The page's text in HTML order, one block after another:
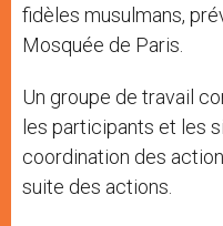
fidèles musulmans,
Mosquée de Paris.
Un groupe de travail
les participants et les
coordination des
suite des actions.